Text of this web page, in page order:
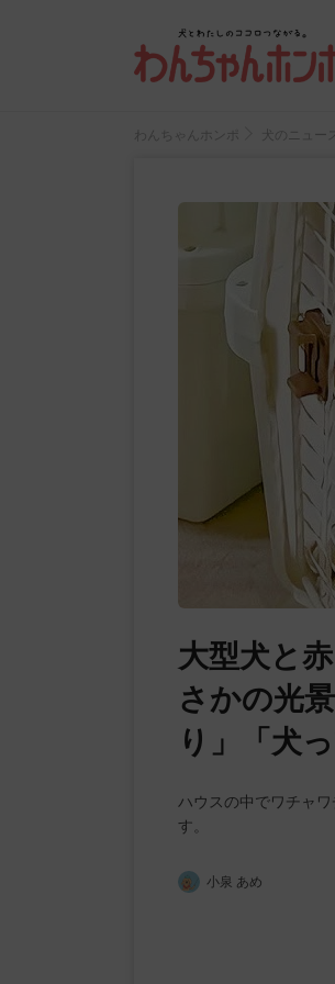
わんちゃんホンポ 犬のニュース
大型犬と
さかの光
り」「犬
ハウスの中でワチャ
す。
小泉 あめ